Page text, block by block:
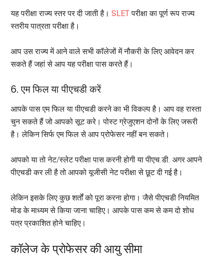
यह परीक्षा राज्य स्तर पर दी जाती है।SLETपरीक्षा का पूर्ण रूप राज्य
स्तरीय पात्रता परीक्षा है।
आप उस राज्य में आने वाले सभी कॉलेजों में नौकरी के लिए आवेदन कर
सकते हैं जहां से आप यह परीक्षा पास करते हैं।
6. एम फिल या पीएचडी करें
आपके पास एम फिल या पीएचडी करने का भी विकल्प है। आप वह रास्ता
चुन सकते हैं जो आपको सूट करे। पोस्ट ग्रेजुएशन दोनों के लिए जरूरी
है। लेकिन सिर्फ एम फिल से आप प्रोफेसर नहीं बन सकते।
आपको या तो नेट/स्लेट परीक्षा पास करनी होगी या पीएच.डी. अगर आपने
पीएचडी कर ली है तो आपको यूजीसी नेट परीक्षा से छूट दी गई है।
लेकिन इसके लिए कुछ शर्तों को पूरा करना होगा। जैसे पीएचडी नियमित
मोड के माध्यम से किया जाना चाहिए। आपके पास कम से कम दो शोध
पत्र प्रकाशित होने चाहिए।
कॉलेज के प्रोफेसर की आयु सीमा